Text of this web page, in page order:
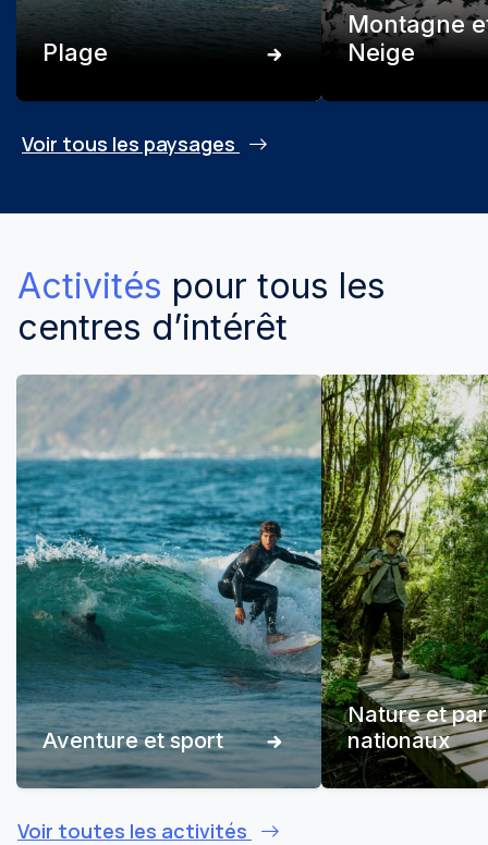
Plage
Montagne
Neige
Voir tous les paysages
Activités pour tous les
centres d’intérêt
Aventure et sport
Nature et
nationaux
Voir toutes les activités